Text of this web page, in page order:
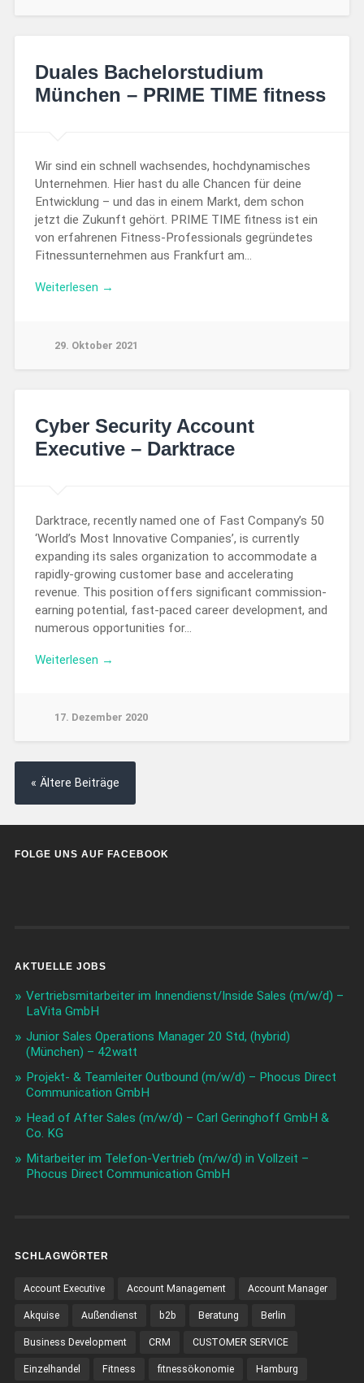
Duales Bachelorstudium
München – PRIME TIME fitness
Wir sind ein schnell wachsendes, hochdynamisches
Unternehmen. Hier hast du alle Chancen für deine
Entwicklung – und das in einem Markt, dem schon
jetzt die Zukunft gehört. PRIME TIME fitness ist ein
von erfahrenen Fitness-Professionals gegründetes
Fitnessunternehmen aus Frankfurt am…
Weiterlesen →
29. Oktober 2021
Cyber Security Account
Executive – Darktrace
Darktrace, recently named one of Fast Company’s 50
‘World’s Most Innovative Companies’, is currently
expanding its sales organization to accommodate a
rapidly-growing customer base and accelerating
revenue. This position offers significant commission-
earning potential, fast-paced career development, and
numerous opportunities for…
Weiterlesen →
17. Dezember 2020
« Ältere Beiträge
FOLGE UNS AUF FACEBOOK
AKTUELLE JOBS
Vertriebsmitarbeiter im Innendienst/Inside Sales (m/w/d) –
LaVita GmbH
Junior Sales Operations Manager 20 Std, (hybrid)
(München) – 42watt
Projekt- & Teamleiter Outbound (m/w/d) – Phocus Direct
Communication GmbH
Head of After Sales (m/w/d) – Carl Geringhoff GmbH &
Co. KG
Mitarbeiter im Telefon-Vertrieb (m/w/d) in Vollzeit –
Phocus Direct Communication GmbH
SCHLAGWÖRTER
Account Executive Account Management Account Manager
Akquise Außendienst b2b Beratung Berlin
Business Development CRM CUSTOMER SERVICE
Einzelhandel Fitness fitnessökonomie Hamburg